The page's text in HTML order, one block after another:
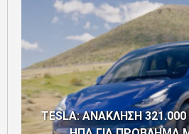
TESLA: ΑΝΑΚΛΗΣΗ